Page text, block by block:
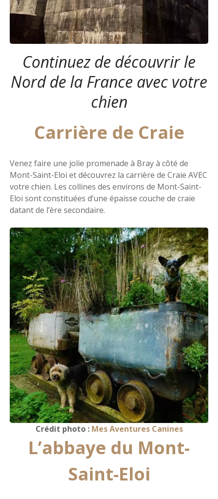
Continuez de découvrir le
Nord de la France avec votre
chien
Carrière de Craie
Venez faire une jolie promenade à Bray à côté de
Mont-Saint-Eloi et découvrez la carrière de Craie AVEC
votre chien. Les collines des environs de Mont-Saint-
Eloi sont constituées d’une épaisse couche de craie
datant de l’ère secondaire.
Crédit photo : Mes Aventures Canines
L’abbaye du Mont-
Saint-Eloi